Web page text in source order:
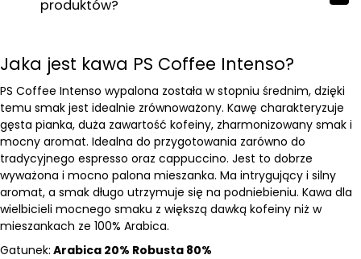
produktów?
Jaka jest kawa PS Coffee Intenso?
PS Coffee Intenso wypalona została w stopniu średnim, dzięki
temu smak jest idealnie zrównoważony. Kawę charakteryzuje
gęsta pianka, duża zawartość kofeiny, zharmonizowany smak i
mocny aromat. Idealna do przygotowania zarówno do
tradycyjnego espresso oraz cappuccino. Jest to dobrze
wyważona i mocno palona mieszanka. Ma intrygujący i silny
aromat, a smak długo utrzymuje się na podniebieniu. Kawa dla
wielbicieli mocnego smaku z większą dawką kofeiny niż w
mieszankach ze 100% Arabica.
Gatunek: Arabica 20% Robusta 80%